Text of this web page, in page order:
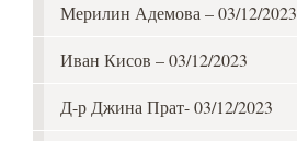
Мерилин Адемова – 03/12/2023
Иван Кисов – 03/12/2023
Д-р Джина Прат- 03/12/2023